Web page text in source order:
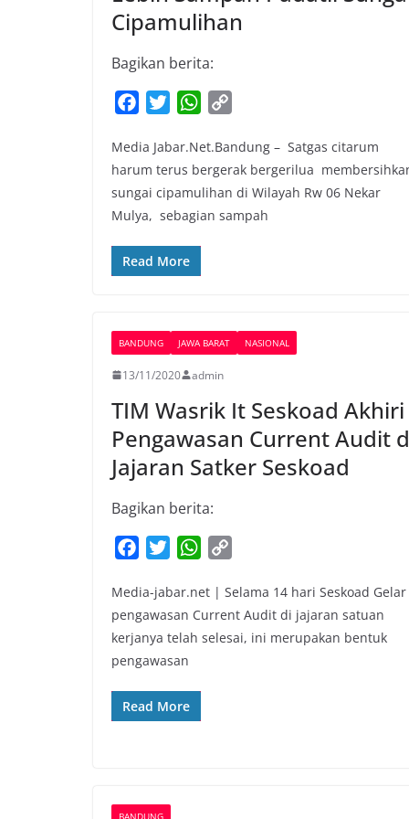
Cipamulihan
Bagikan berita:
c
e
b
o
o
k
i
t
t
e
r
W
a
t
s
A
p
y
L
i
Media Jabar.Net.Bandung – Satgas citarum
harum terus bergerak bergerilua
sungai cipamulihan di Wilayah Rw 06 Nekar
Mulya, sebagian sampah
Read More
BANDUNG JAWA BARAT NASIONAL
13/11/2020 admin
TIM Wasrik It Seskoad Akhiri
Pengawasan Current Audit
Jajaran Satker Seskoad
Bagikan berita:
c
e
b
o
o
k
i
t
t
e
r
W
a
t
s
p
y
L
Media-jabar.net | Selama 14 hari Seskoad Gelar
pengawasan Current Audit di jajaran satuan
kerjanya telah selesai, ini merupakan bentuk
pengawasan
Read More
BANDUNG